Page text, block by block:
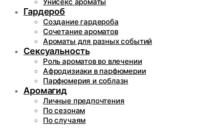
Гардероб
Создание гардероба
Сочетание ароматов
Ароматы для разных событий
Сексуальность
Роль ароматов во влечении
Афродизиаки в парфюмерии
Парфюмерия и соблазн
Аромагид
Личные предпочтения
По сезонам
По случаям